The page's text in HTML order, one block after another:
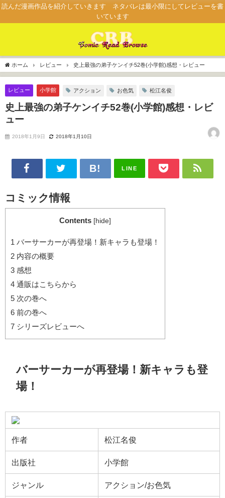
読んだ漫画作品を紹介していきます ネタバレは最小限にしてレビューを書
いています
ホーム レビュー 史上最強の弟子ケンイチ52巻(小学館)感想・レビュー
レビュー 小学館 アクション お色気 松江名俊
史上最強の弟子ケンイチ52巻(小学館)感想・レビ
ュー
2018年1月9日 2018年1月10日
LINE
コミック情報
Contents [hide]
1 バーサーカーが再登場！新キャラも登場！
2 内容の概要
3 感想
4 通販はこちらから
5 次の巻へ
6 前の巻へ
7 シリーズレビューへ
バーサーカーが再登場！新キャラも登
場！
作者 松江名俊
出版社 小学館
ジャンル アクション/お色気